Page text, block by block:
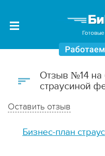
Отзыв №14 на
страусиной
Оставить отзыв
Бизнес-план